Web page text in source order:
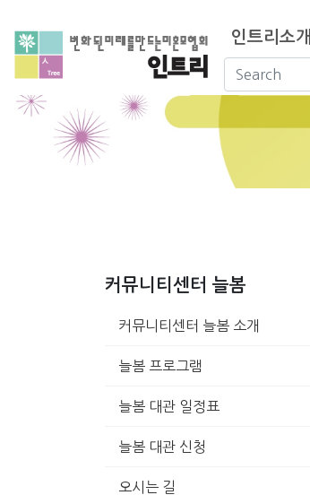
인트리소개
커뮤니티센터 늘봄
커뮤니티센터 늘봄 소개
늘봄 프로그램
늘봄 대관 일정표
늘봄 대관 신청
오시는 길